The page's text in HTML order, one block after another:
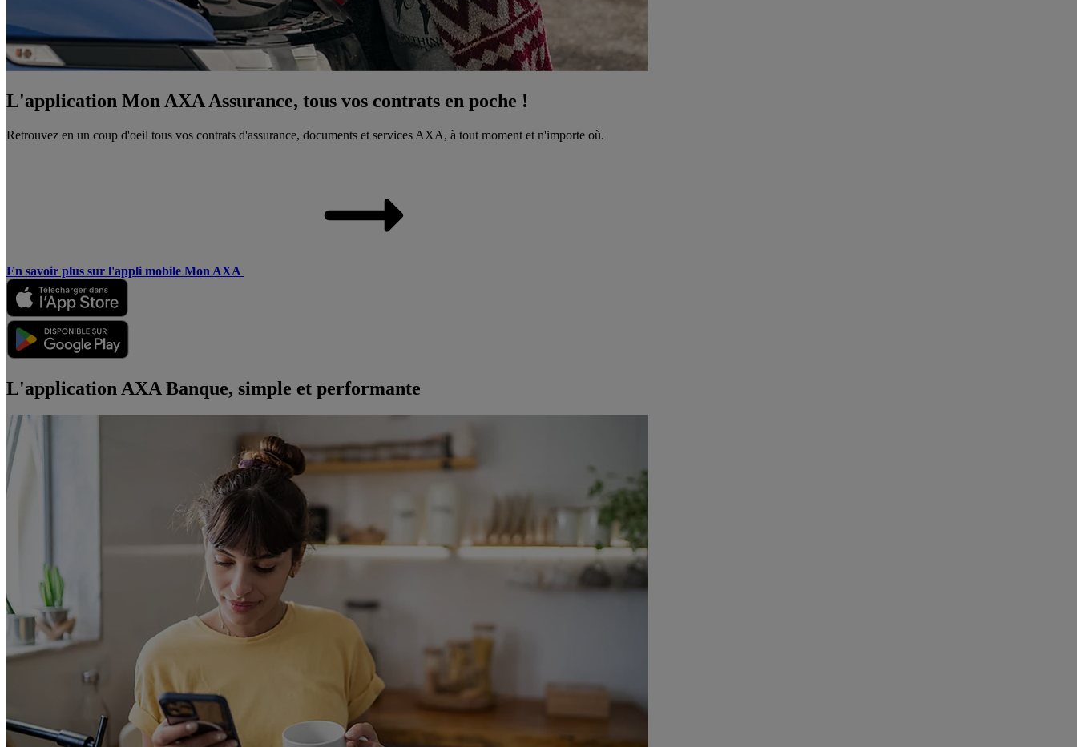
L'application Mon AXA Assurance, tous vos contrats en poche !
Retrouvez en un coup d'oeil tous vos contrats d'assurance, documents et services AXA, à tout moment et n'importe où.
En savoir plus sur l'appli mobile Mon AXA
L'application AXA Banque, simple et performante